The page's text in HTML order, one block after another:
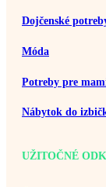
Dojčenské
Móda
Potreby pre
Nábytok do
UŽITOČNÉ